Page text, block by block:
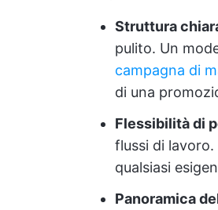
Struttura
pulito. Un
campagna di
di una
Flessibilità di
flussi di
qualsiasi
Panoramica